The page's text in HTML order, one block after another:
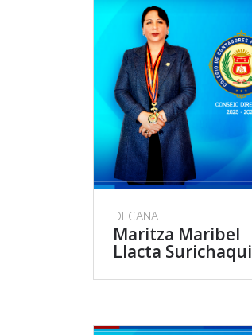
DECANA
Maritza Maribel
Llacta Surichaqui